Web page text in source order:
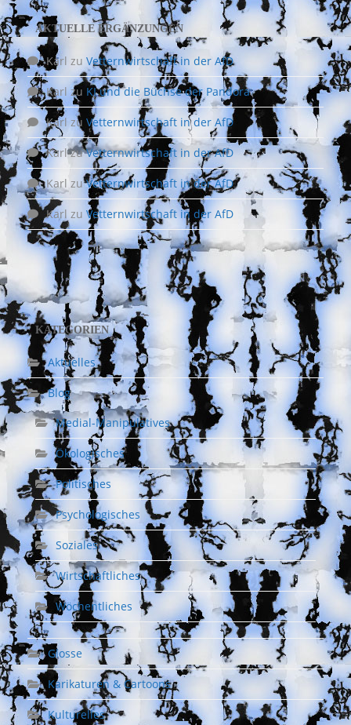
AKTUELLE ERGÄNZUNGEN
Karl zu Vetternwirtschaft in der AfD
Karl zu KI und die Büchse der Pandora
Karl zu Vetternwirtschaft in der AfD
KarlzuVetternwirtschaft in der AfD
Karl zuVetternwirtschaft in der AfD
Karl zu Vetternwirtschaft in der AfD
KATEGORIEN
Aktuelles
Blog
Medial-Manipulatives
Ökologisches
Politisches
Psychologisches
Soziales
Wirtschaftliches
Wöchentliches
Glosse
Karikaturen & Cartoons
Kulturelles